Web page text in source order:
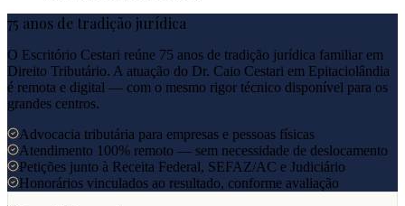
75 anos de tradição jurídica
O Escritório Cestari reúne 75 anos de tradição jurídica familiar em
Direito Tributário. A atuação do Dr. Caio Cestari em Epitaciolândia
é remota e digital — com o mesmo rigor técnico disponível para os
grandes centros.
Advocacia tributária para empresas e pessoas físicas
Atendimento 100% remoto — sem necessidade de deslocamento
Petições junto à Receita Federal, SEFAZ/AC e Judiciário
Honorários vinculados ao resultado, conforme avaliação